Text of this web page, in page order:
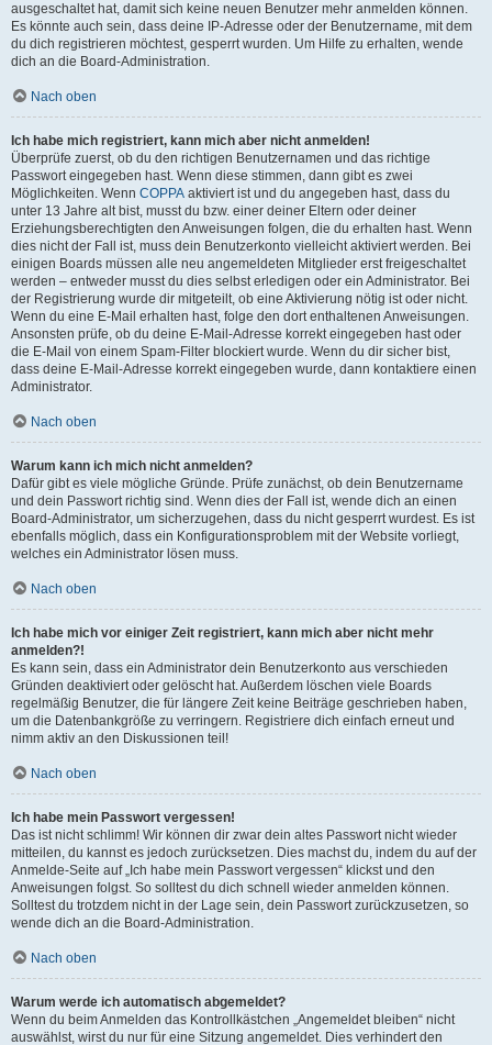
ausgeschaltet hat, damit sich keine neuen Benutzer mehr anmelden können.
Es könnte auch sein, dass deine IP-Adresse oder der Benutzername, mit dem
du dich registrieren möchtest, gesperrt wurden. Um Hilfe zu erhalten, wende
dich an die Board-Administration.
Nach oben
Ich habe mich registriert, kann mich aber nicht anmelden!
Überprüfe zuerst, ob du den richtigen Benutzernamen und das richtige
Passwort eingegeben hast. Wenn diese stimmen, dann gibt es zwei
Möglichkeiten. Wenn COPPA aktiviert ist und du angegeben hast, dass du
unter 13 Jahre alt bist, musst du bzw. einer deiner Eltern oder deiner
Erziehungsberechtigten den Anweisungen folgen, die du erhalten hast. Wenn
dies nicht der Fall ist, muss dein Benutzerkonto vielleicht aktiviert werden. Bei
einigen Boards müssen alle neu angemeldeten Mitglieder erst freigeschaltet
werden – entweder musst du dies selbst erledigen oder ein Administrator. Bei
der Registrierung wurde dir mitgeteilt, ob eine Aktivierung nötig ist oder nicht.
Wenn du eine E-Mail erhalten hast, folge den dort enthaltenen Anweisungen.
Ansonsten prüfe, ob du deine E-Mail-Adresse korrekt eingegeben hast oder
die E-Mail von einem Spam-Filter blockiert wurde. Wenn du dir sicher bist,
dass deine E-Mail-Adresse korrekt eingegeben wurde, dann kontaktiere einen
Administrator.
Nach oben
Warum kann ich mich nicht anmelden?
Dafür gibt es viele mögliche Gründe. Prüfe zunächst, ob dein Benutzername
und dein Passwort richtig sind. Wenn dies der Fall ist, wende dich an einen
Board-Administrator, um sicherzugehen, dass du nicht gesperrt wurdest. Es ist
ebenfalls möglich, dass ein Konfigurationsproblem mit der Website vorliegt,
welches ein Administrator lösen muss.
Nach oben
Ich habe mich vor einiger Zeit registriert, kann mich aber nicht mehr
anmelden?!
Es kann sein, dass ein Administrator dein Benutzerkonto aus verschieden
Gründen deaktiviert oder gelöscht hat. Außerdem löschen viele Boards
regelmäßig Benutzer, die für längere Zeit keine Beiträge geschrieben haben,
um die Datenbankgröße zu verringern. Registriere dich einfach erneut und
nimm aktiv an den Diskussionen teil!
Nach oben
Ich habe mein Passwort vergessen!
Das ist nicht schlimm! Wir können dir zwar dein altes Passwort nicht wieder
mitteilen, du kannst es jedoch zurücksetzen. Dies machst du, indem du auf der
Anmelde-Seite auf „Ich habe mein Passwort vergessen“ klickst und den
Anweisungen folgst. So solltest du dich schnell wieder anmelden können.
Solltest du trotzdem nicht in der Lage sein, dein Passwort zurückzusetzen, so
wende dich an die Board-Administration.
Nach oben
Warum werde ich automatisch abgemeldet?
Wenn du beim Anmelden das Kontrollkästchen „Angemeldet bleiben“ nicht
auswählst, wirst du nur für eine Sitzung angemeldet. Dies verhindert den